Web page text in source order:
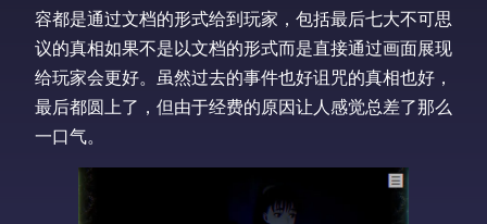
容都是通过文档的形式给到玩家，包括最后七大不可思
议的真相如果不是以文档的形式而是直接通过画面展现
给玩家会更好。虽然过去的事件也好诅咒的真相也好，
最后都圆上了，但由于经费的原因让人感觉总差了那么
一口气。